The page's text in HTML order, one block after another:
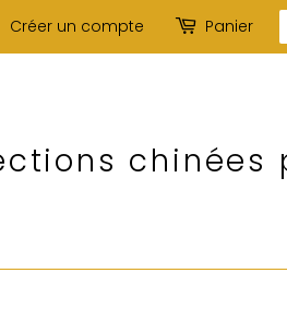
Créer un compte Panier
chinées